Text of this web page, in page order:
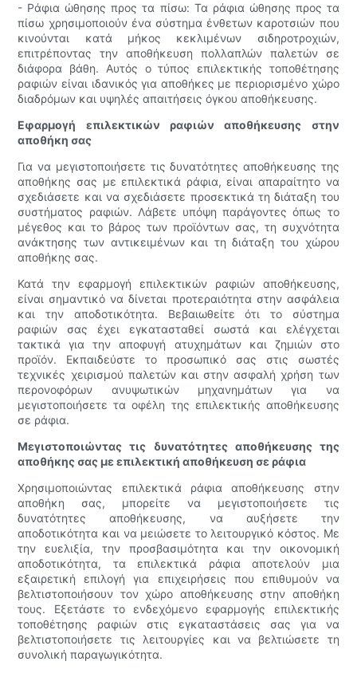
- Ράφια ώθησης προς τα πίσω: Τα ράφια ώθησης προς τα
πίσω χρησιμοποιούν ένα σύστημα ένθετων καροτσιών που
κινούνται κατά μήκος κεκλιμένων σιδηροτροχιών,
επιτρέποντας την αποθήκευση πολλαπλών παλετών σε
διάφορα βάθη. Αυτός ο τύπος επιλεκτικής τοποθέτησης
ραφιών είναι ιδανικός για αποθήκες με περιορισμένο χώρο
διαδρόμων και υψηλές απαιτήσεις όγκου αποθήκευσης.
Εφαρμογή επιλεκτικών ραφιών αποθήκευσης στην
αποθήκη σας
Για να μεγιστοποιήσετε τις δυνατότητες αποθήκευσης της
αποθήκης σας με επιλεκτικά ράφια, είναι απαραίτητο να
σχεδιάσετε και να σχεδιάσετε προσεκτικά τη διάταξη του
συστήματος ραφιών. Λάβετε υπόψη παράγοντες όπως το
μέγεθος και το βάρος των προϊόντων σας, τη συχνότητα
ανάκτησης των αντικειμένων και τη διάταξη του χώρου
αποθήκης σας.
Κατά την εφαρμογή επιλεκτικών ραφιών αποθήκευσης,
είναι σημαντικό να δίνεται προτεραιότητα στην ασφάλεια
και την αποδοτικότητα. Βεβαιωθείτε ότι το σύστημα
ραφιών σας έχει εγκατασταθεί σωστά και ελέγχεται
τακτικά για την αποφυγή ατυχημάτων και ζημιών στο
προϊόν. Εκπαιδεύστε το προσωπικό σας στις σωστές
τεχνικές χειρισμού παλετών και στην ασφαλή χρήση των
περονοφόρων ανυψωτικών μηχανημάτων για να
μεγιστοποιήσετε τα οφέλη της επιλεκτικής αποθήκευσης
σε ράφια.
Μεγιστοποιώντας τις δυνατότητες αποθήκευσης της
αποθήκης σας με επιλεκτική αποθήκευση σε ράφια
Χρησιμοποιώντας επιλεκτικά ράφια αποθήκευσης στην
αποθήκη σας, μπορείτε να μεγιστοποιήσετε τις
δυνατότητες αποθήκευσης, να αυξήσετε την
αποδοτικότητα και να μειώσετε το λειτουργικό κόστος. Με
την ευελιξία, την προσβασιμότητα και την οικονομική
αποδοτικότητα, τα επιλεκτικά ράφια αποτελούν μια
εξαιρετική επιλογή για επιχειρήσεις που επιθυμούν να
βελτιστοποιήσουν τον χώρο αποθήκευσης στην αποθήκη
τους. Εξετάστε το ενδεχόμενο εφαρμογής επιλεκτικής
τοποθέτησης ραφιών στις εγκαταστάσεις σας για να
βελτιστοποιήσετε τις λειτουργίες και να βελτιώσετε τη
συνολική παραγωγικότητα.